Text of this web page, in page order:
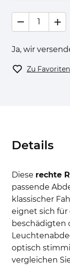
Ja, wir
Zu
Details
Diese rechte
passende
klassischer
eignet sich
beschädigten
optisch
vergleichen